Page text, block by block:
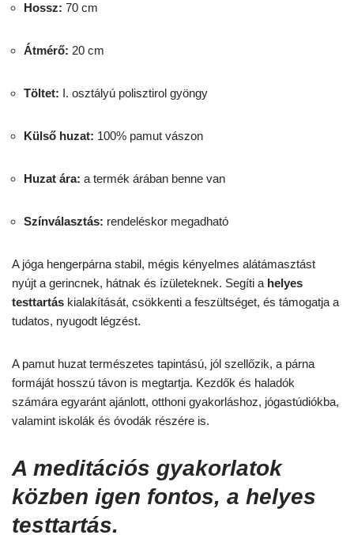
Hossz: 70 cm
Átmérő: 20 cm
Töltet: I. osztályú polisztirol gyöngy
Külső huzat: 100% pamut vászon
Huzat ára: a termék árában benne van
Színválasztás: rendeléskor megadható
A jóga hengerpárna stabil, mégis kényelmes alátámasztást
nyújt a gerincnek, hátnak és ízületeknek. Segíti a helyes
testtartás kialakítását, csökkenti a feszültséget, és támogatja a
tudatos, nyugodt légzést.
A pamut huzat természetes tapintású, jól szellőzik, a párna
formáját hosszú távon is megtartja. Kezdők és haladók
számára egyaránt ajánlott, otthoni gyakorláshoz, jógastúdiókba,
valamint iskolák és óvodák részére is.
A meditációs gyakorlatok
közben igen fontos, a helyes
testtartás.